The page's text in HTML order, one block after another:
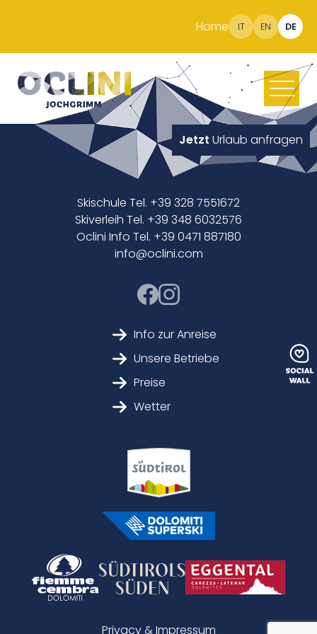
Home IT EN DE
Jetzt Urlaub anfragen
Skischule Tel. +39 328 7551672
Skiverleih Tel. +39 348 6032576
Oclini Info Tel. +39 0471 887180
info@oclini.com
Info zur Anreise
Unsere Betriebe
Preise
Wetter
Privacy & Impressum